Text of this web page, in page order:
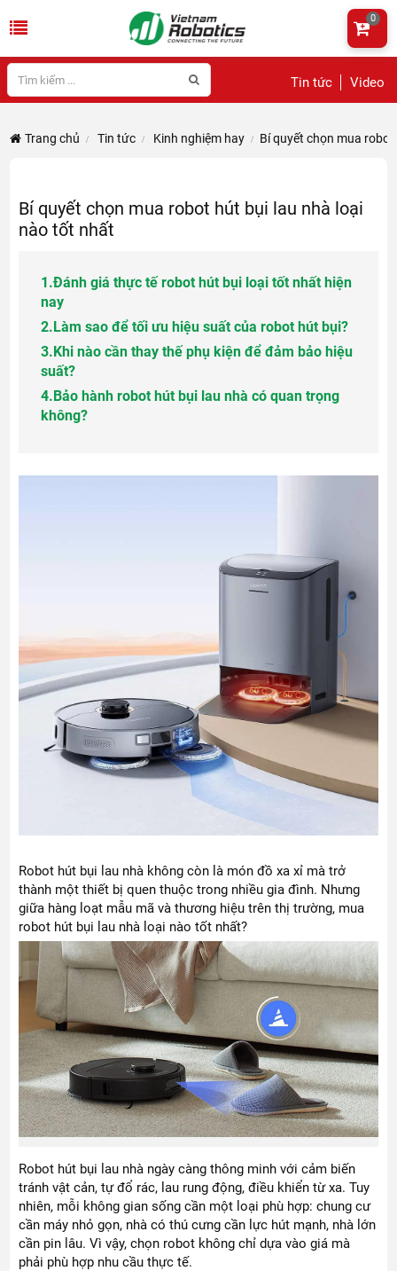
Tin tức Video
0
Trang chủ Tin tức Kinh nghiệm hay Bí quyết chọn mua
Bí quyết chọn mua robot hút bụi lau nhà loại
nào tốt nhất
1.Đánh giá thực tế robot hút bụi loại tốt nhất hiện
nay
2.Làm sao để tối ưu hiệu suất của robot hút bụi?
3.Khi nào cần thay thế phụ kiện để đảm bảo hiệu
suất?
4.Bảo hành robot hút bụi lau nhà có quan trọng
không?
Robot hút bụi lau nhà không còn là món đồ xa xỉ mà trở
thành một thiết bị quen thuộc trong nhiều gia đình. Nhưng
giữa hàng loạt mẫu mã và thương hiệu trên thị trường, mua
robot hút bụi lau nhà loại nào tốt nhất?
Robot hút bụi lau nhà ngày càng thông minh với cảm biến
tránh vật cản, tự đổ rác, lau rung động, điều khiển từ xa. Tuy
nhiên, mỗi không gian sống cần một loại phù hợp: chung cư
cần máy nhỏ gọn, nhà có thú cưng cần lực hút mạnh, nhà lớn
cần pin lâu. Vì vậy, chọn robot không chỉ dựa vào giá mà
phải phù hợp nhu cầu thực tế.